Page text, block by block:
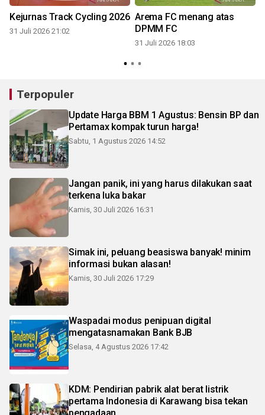
Kejurnas Track Cycling 2026
31 Juli 2026 21:02
Arema FC menang atas
DPMM FC
31 Juli 2026 18:03
Terpopuler
Update Harga BBM 1 Agustus: Bensin BP dan
Pertamax kompak turun harga!
Sabtu, 1 Agustus 2026 14:52
Jangan panik, ini yang harus dilakukan saat
terkena luka bakar
Kamis, 30 Juli 2026 16:31
Simak ini, peluang beasiswa banyak! minim
informasi bukan alasan!
Kamis, 30 Juli 2026 17:29
Waspadai modus penipuan digital
mengatasnamakan Bank BJB
Selasa, 4 Agustus 2026 17:42
KDM: Pendirian pabrik alat berat listrik
pertama Indonesia di Karawang bisa tekan